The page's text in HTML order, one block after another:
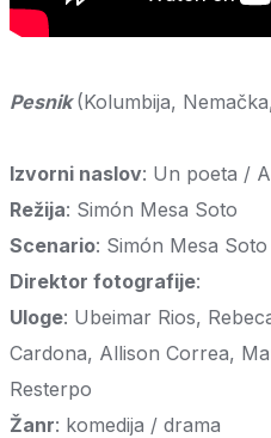
Pesnik(Kolumbija,
Izvorni naslov: Un poeta /
Režija: Simón Mesa Soto
Scenario: Simón Mesa Soto
Direktor fotografije:
Uloge: Ubeimar Rios,
Cardona, Allison Correa,
Resterpo
Žanr: komedija / drama